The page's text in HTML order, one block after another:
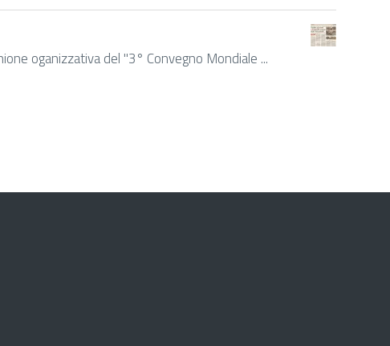
oganizzativa del "3° Convegno Mondiale ...